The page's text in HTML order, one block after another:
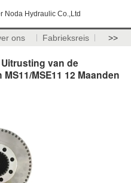
Noda Hydraulic Co.,Ltd
ons Fabrieksreis >>
van de
MSE11 12 Maanden